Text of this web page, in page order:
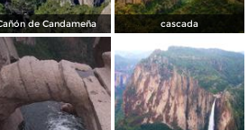
de Candameña cascada